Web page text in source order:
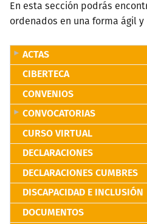
En esta sección podrás
ordenados en una forma ágil y
ACTAS
CIBERTECA
CONVENIOS
CONVOCATORIAS
CURSO VIRTUAL
DECLARACIONES
DECLARACIONES CUMBRES
DISCAPACIDAD E INCLUSIÓN
DOCUMENTOS